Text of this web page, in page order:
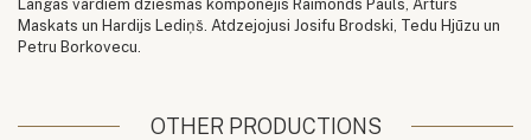
Langas vārdiem dziesmas komponējis Raimonds Pauls, Arturs
Maskats un Hardijs Lediņš. Atdzejojusi Josifu Brodski, Tedu Hjūzu un
Petru Borkovecu.
OTHER PRODUCTIONS